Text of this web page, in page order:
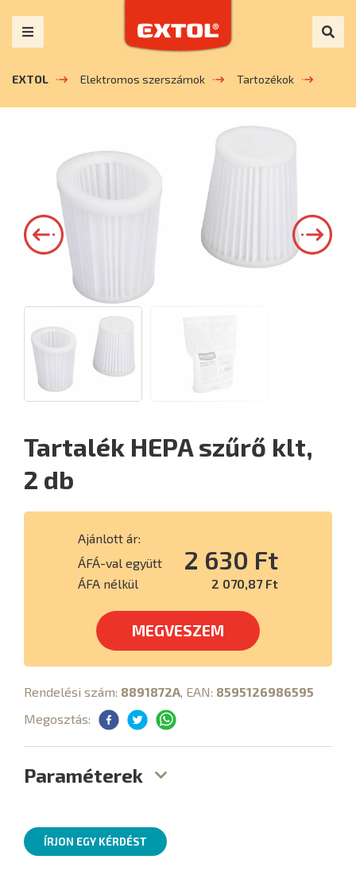
EXTOL Elektromos szerszámok Tartozékok
Tartalék HEPA szűrő klt,
2 db
Ajánlott ár:
ÁFÁ-val együtt
2 630 Ft
ÁFA nélkül 2 070,87 Ft
MEGVESZEM
Rendelési szám: 8891872A, EAN: 8595126986595
Megosztás:
Paraméterek
ÍRJON EGY KÉRDÉST